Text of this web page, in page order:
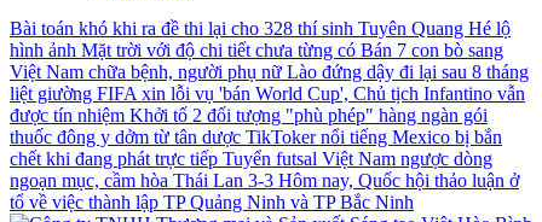
Bài toán khó khi ra đề thi lại cho 328 thí sinh Tuyên Quang Hé lộ
hình ảnh Mặt trời với độ chi tiết chưa từng có Bán 7 con bò sang
Việt Nam chữa bệnh, người phụ nữ Lào đứng dậy đi lại sau 8 tháng
liệt giường FIFA xin lỗi vụ 'bán World Cup', Chủ tịch Infantino vẫn
được tín nhiệm Khởi tố 2 đối tượng "phù phép" hàng ngàn gói
thuốc đông y dởm từ tân dược TikToker nổi tiếng Mexico bị bắn
chết khi đang phát trực tiếp Tuyển futsal Việt Nam ngược dòng
ngoạn mục, cầm hòa Thái Lan 3-3 Hôm nay, Quốc hội thảo luận ở
tổ về việc thành lập TP Quảng Ninh và TP Bắc Ninh